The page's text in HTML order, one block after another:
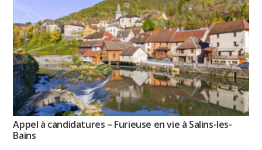
Appel à candidatures – Furieuse en vie à Salins-les-
Bains